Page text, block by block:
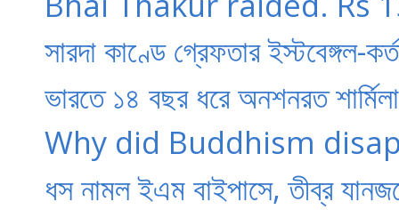
সারদা কাণ্ডে গ্রেফতার ইস্টবেঙ্গল-
ভারতে ১৪ বছর ধরে অনশনরত
Why did Buddhism
ধস নামল ইএম বাইপাসে, তীব্র